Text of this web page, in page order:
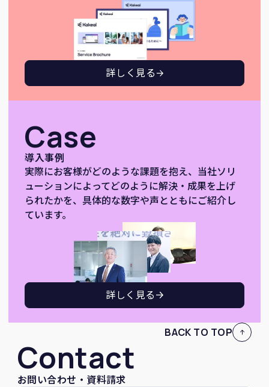
詳しく見る
Case
導入事例
実際にお客様がどのような課題を抱え、当社ソリ
ューションによってどのように解決・成果を上げ
られたかを、具体的な数字や声とともにご紹介し
ています。
詳しく見る
BACK TO TOP
Contact
お問い合わせ・資料請求